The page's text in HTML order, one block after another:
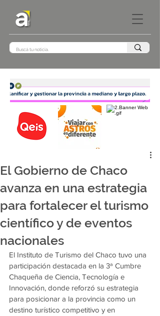
El Gobierno de Chaco
avanza en una estrategia
para fortalecer el turismo
científico y de eventos
nacionales
El Instituto de Turismo del Chaco tuvo una
participación destacada en la 3ª Cumbre
Chaqueña de Ciencia, Tecnología e
Innovación, donde reforzó su estrategia
para posicionar a la provincia como un
destino turístico competitivo y en